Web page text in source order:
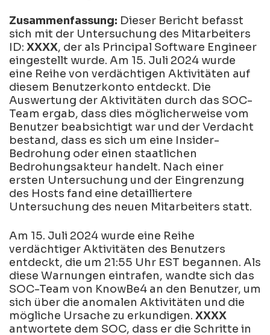
Zusammenfassung: Dieser Bericht befasst
sich mit der Untersuchung des Mitarbeiters
ID: XXXX, der als Principal Software Engineer
eingestellt wurde. Am 15. Juli 2024 wurde
eine Reihe von verdächtigen Aktivitäten auf
diesem Benutzerkonto entdeckt. Die
Auswertung der Aktivitäten durch das SOC-
Team ergab, dass dies möglicherweise vom
Benutzer beabsichtigt war und der Verdacht
bestand, dass es sich um eine Insider-
Bedrohung oder einen staatlichen
Bedrohungsakteur handelt. Nach einer
ersten Untersuchung und der Eingrenzung
des Hosts fand eine detailliertere
Untersuchung des neuen Mitarbeiters statt.
Am 15. Juli 2024 wurde eine Reihe
verdächtiger Aktivitäten des Benutzers
entdeckt, die um 21:55 Uhr EST begannen. Als
diese Warnungen eintrafen, wandte sich das
SOC-Team von KnowBe4 an den Benutzer, um
sich über die anomalen Aktivitäten und die
mögliche Ursache zu erkundigen. XXXX
antwortete dem SOC, dass er die Schritte in